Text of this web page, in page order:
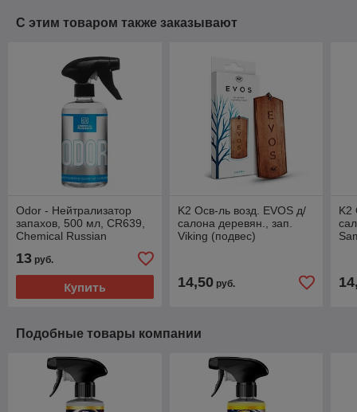
С этим товаром также заказывают
Odor - Нейтрализатор
запахов, 500 мл, CR639,
Chemical Russian
13 руб.
Купить
K2 Осв-ль возд. EVOS д/
салона деревян., зап.
Viking (подвес)
14,50руб.
K2
Подобные товары компании